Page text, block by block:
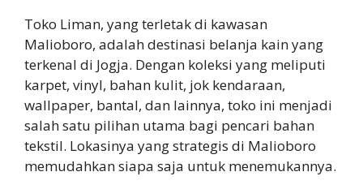
Toko Liman, yang terletak di kawasan
Malioboro, adalah destinasi belanja kain yang
terkenal di Jogja. Dengan koleksi yang meliputi
karpet, vinyl, bahan kulit, jok kendaraan,
wallpaper, bantal, dan lainnya, toko ini menjadi
salah satu pilihan utama bagi pencari bahan
tekstil. Lokasinya yang strategis di Malioboro
memudahkan siapa saja untuk menemukannya.